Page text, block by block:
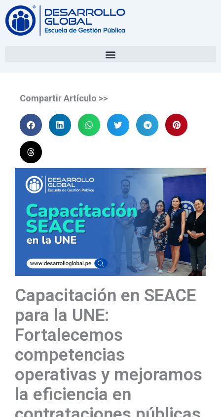
Compartir Artículo >>
Capacitación en SEACE
para la UNE:
Fortalecemos
competencias
operativas y mejoramos
la eficiencia en